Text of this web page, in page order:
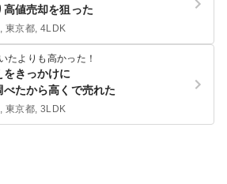
高値売却を狙った
東京都, 4LDK
たよりも高かった！
をきっかけに
べたから高くで売れた
東京都, 3LDK